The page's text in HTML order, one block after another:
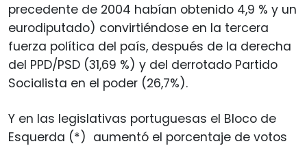
precedente de 2004 habían obtenido 4,9 % y un
eurodiputado) convirtiéndose en la tercera
fuerza política del país, después de la derecha
del PPD/PSD (31,69 %) y del derrotado Partido
Socialista en el poder (26,7%).
Y en las legislativas portuguesas el Bloco de
Esquerda (*) aumentó el porcentaje de votos